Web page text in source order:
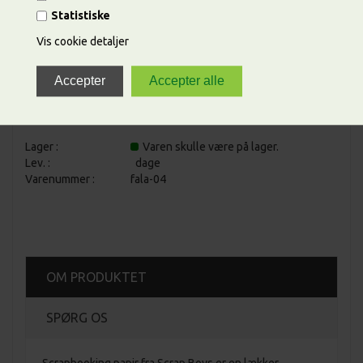
Statistiske
Vis cookie detaljer
ANTAL
Lager :
Varen skulle være på lager.
Lev. :
dage
Varenummer :
fala-04
OM PRODUKTET
SPØRG OS